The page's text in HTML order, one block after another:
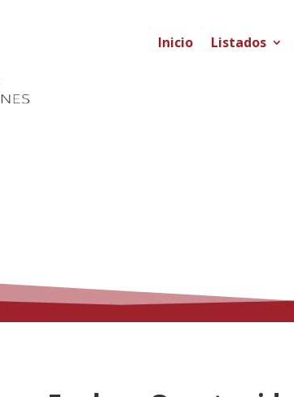
Inicio Listados